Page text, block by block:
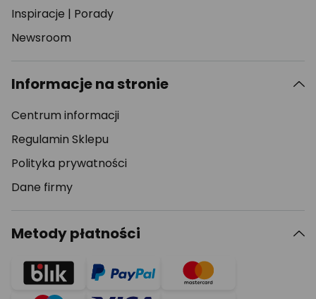
Inspiracje | Porady
Newsroom
Informacje na stronie
Centrum informacji
Regulamin Sklepu
Polityka prywatności
Dane firmy
Metody płatności